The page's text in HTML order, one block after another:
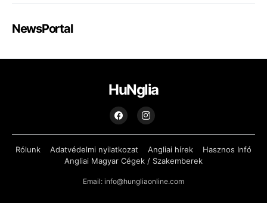
NewsPortal
HuNglia
Rólunk Adatvédelmi nyilatkozat Angliai hírek
Hasznos Infó
Angliai Magyar Cégek / Szakemberek
Email: info@hungliaonline.com